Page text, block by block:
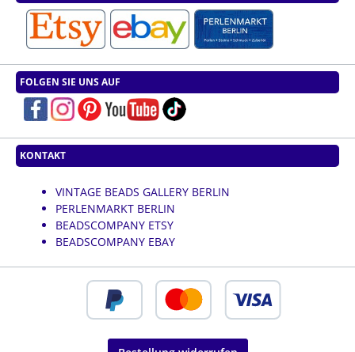
FOLGEN SIE UNS AUF
KONTAKT
VINTAGE BEADS GALLERY BERLIN
PERLENMARKT BERLIN
BEADSCOMPANY ETSY
BEADSCOMPANY EBAY